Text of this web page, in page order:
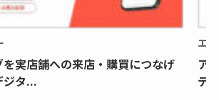
実店舗への来店・購買につなげ
タ...
エ
ア
デ